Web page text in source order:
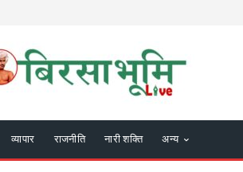
व्यापार राजनीति नारी शक्ति अन्य